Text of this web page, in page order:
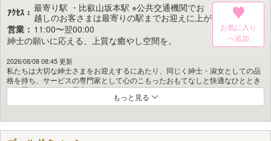
ｱｸｾｽ： 最寄り駅 ・比叡山坂本駅 ※公共交通機関でお
越しのお客さまは最寄りの駅までお迎えに上が
ります。 ご予約時にお電話でその旨お申し付
け下さいませ。
営業： 11:00〜翌00:00
紳士の願いに応える、上質な癒やし空間を。
お気に入り
2026/08/08 08:45 更新
私たちは大切な紳士さまをお迎えするにあたり、同じく紳士・淑女としての品
格を持ち、サービスの専門家として心のこもったおもてなしと快適なひととき
をお届けすることを最大の使命としています。
AMAN CROSSでお客さまが感じていただけるのは五感を満たす心地よさ、満
ち足りた幸福感、そして一人ひとりのご要望や願いに誠意をもって応える真心
私たちは洗練された空間で心からくつろいでいただくため、最高水準のパーソ
ナルサービスと設備をご提供することをお約束します。
もっと見る